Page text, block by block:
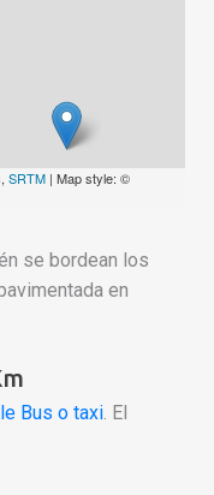
SRTM | Map style: ©
se bordean los
en
Bus o taxi. El